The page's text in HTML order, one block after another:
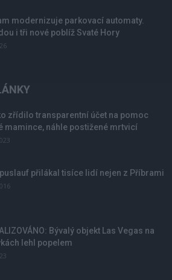
modernizuje parkovací automaty.
i tři nové poblíž Svaté Hory
zřídilo transparentní účet na pomoc
mamince, náhle postižené mrtvicí
přilákal tisíce lidí nejen z Příbrami
Bývalý objekt Las Vegas na
lehl popelem